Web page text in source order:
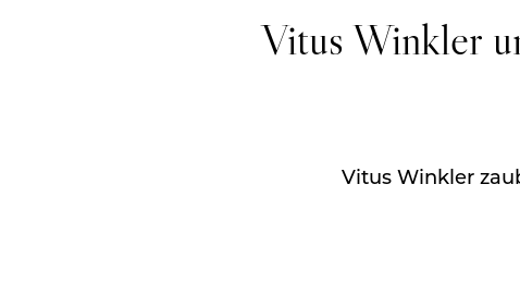
Vitus Winkler
Vitus Winkler